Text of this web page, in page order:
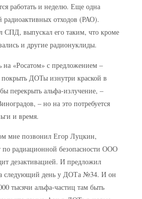
работать и неделю. Еще одна
радиоактивных отходов (РАО).
СПД, выпускал его таким, что кроме
и другие радионуклиды.
на «Росатом» с предложением –
ДОТы изнутри краской в
перекрыть альфа-излучение, –
– но на это потребуется
и время.
мне позвонил Егор Луцкин,
по радиационной безопасности ООО
дезактивацией. И предложил
следующий день у ДОТа №34. И он
тысячи альфа-частиц там быть